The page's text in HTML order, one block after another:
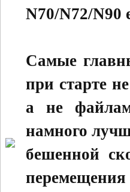
N70/N72/N90
Самые
при старте
а не
намного
бешенной